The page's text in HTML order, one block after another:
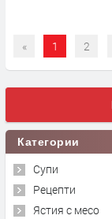
« 1 2
Категории
Супи
Рецепти
Ястия с месо